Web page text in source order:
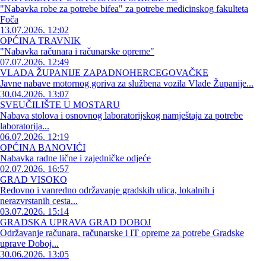
"Nabavka robe za potrebe bifea" za potrebe medicinskog fakulteta
Foča
13.07.2026. 12:02
OPĆINA TRAVNIK
"Nabavka računara i računarske opreme"
07.07.2026. 12:49
VLADA ŽUPANIJE ZAPADNOHERCEGOVAČKE
Javne nabave motornog goriva za službena vozila Vlade Županije...
30.04.2026. 13:07
SVEUČILIŠTE U MOSTARU
Nabava stolova i osnovnog laboratorijskog namještaja za potrebe
laboratorija...
06.07.2026. 12:19
OPĆINA BANOVIĆI
Nabavka radne lične i zajedničke odjeće
02.07.2026. 16:57
GRAD VISOKO
Redovno i vanredno održavanje gradskih ulica, lokalnih i
nerazvrstanih cesta...
03.07.2026. 15:14
GRADSKA UPRAVA GRAD DOBOJ
Održavanje računara, računarske i IT opreme za potrebe Gradske
uprave Doboj...
30.06.2026. 13:05